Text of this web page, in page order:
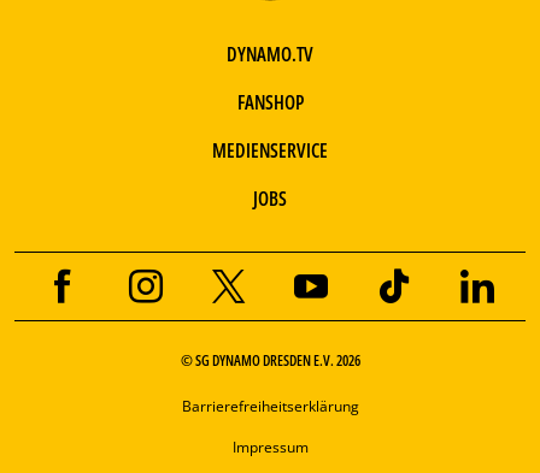
DYNAMO.TV
FANSHOP
MEDIENSERVICE
JOBS
© SG DYNAMO DRESDEN E.V. 2026
Barrierefreiheitserklärung
Impressum